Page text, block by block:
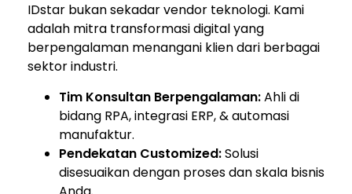
IDstar bukan sekadar vendor teknologi. Kami
adalah mitra transformasi digital yang
berpengalaman menangani klien dari berbagai
sektor industri.
Tim Konsultan Berpengalaman:Ahli di
bidang RPA, integrasi ERP, & automasi
manufaktur.
Pendekatan Customized:Solusi
disesuaikan dengan proses dan skala bisnis